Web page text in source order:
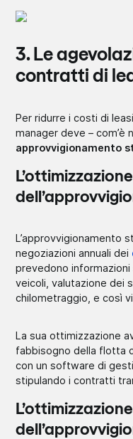
3. Le
contratti di
Per ridurre i costi di
manager deve – com’è
approvvigionamento
L’ottimizzazione
L’approvvigionamento
negoziazioni annuali dei
prevedono
veicoli, valutazione dei
chilometraggio, e così
La sua ottimizzazione
fabbisogno della flotta
con un software di
stipulando i contratti
L’ottimizzazione